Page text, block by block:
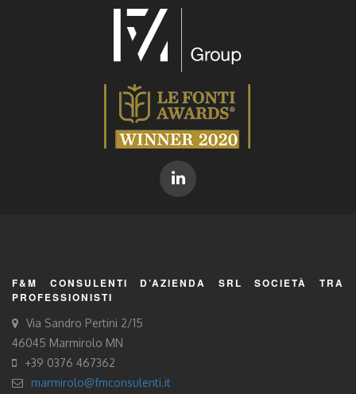
F&M CONSULENTI D’AZIENDA SRL SOCIETÀ TRA
PROFESSIONISTI
Via Sandro Pertini 2/15
46045 Marmirolo MN
+39 0376 467362
marmirolo@fmconsulenti.it